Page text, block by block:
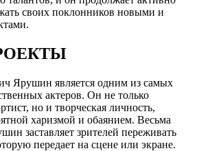
своих поклонников новыми и
Ярушин является одним из самых
актеров. Он не только
но и творческая личность,
харизмой и обаянием. Весьма
заставляет зрителей переживать
передает на сцене или экране.